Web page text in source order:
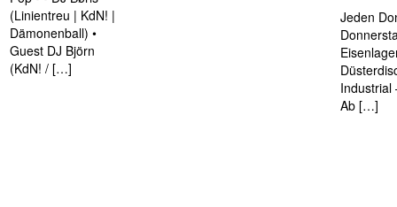
(Linientreu | KdN! |
Dämonenball) •
Guest DJ Björn
(KdN! / […]
Jeden
Industrial
Ab […]